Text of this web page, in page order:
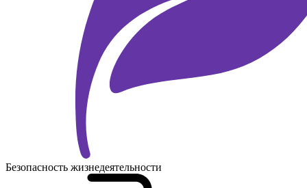
Безопасность жизнедеятельности